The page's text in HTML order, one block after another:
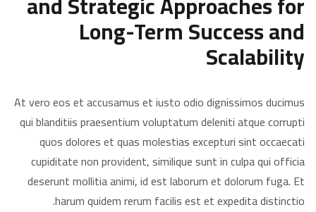
Long-Term Success and
Scalability
At vero eos et accusamus et iusto odio dignissimos ducimus
qui blanditiis praesentium voluptatum deleniti atque corrupti
quos dolores et quas molestias excepturi sint occaecati
cupiditate non provident, similique sunt in culpa qui officia
deserunt mollitia animi, id est laborum et dolorum fuga. Et
harum quidem rerum facilis est et expedita distinctio.